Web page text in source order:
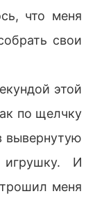
что меня
свои
этой
по щелчку
вывернутую
игрушку. И
меня